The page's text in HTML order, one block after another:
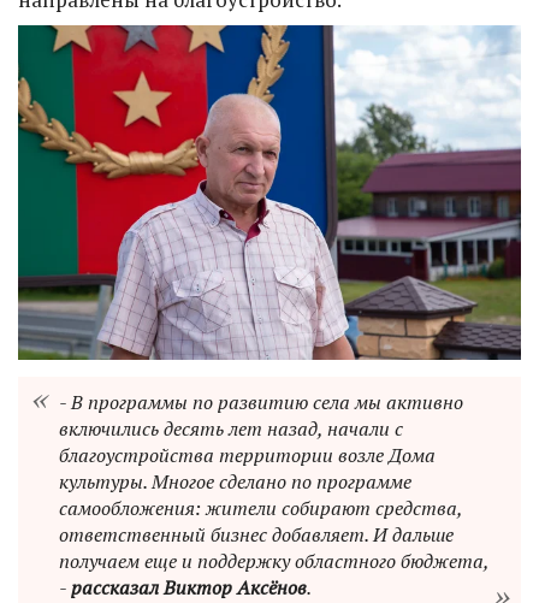
- В программы по развитию села мы активно
включились десять лет назад, начали с
благоустройства территории возле Дома
культуры. Многое сделано по программе
самообложения: жители собирают средства,
ответственный бизнес добавляет. И дальше
получаем еще и поддержку областного бюджета,
-рассказал Виктор Аксёнов.